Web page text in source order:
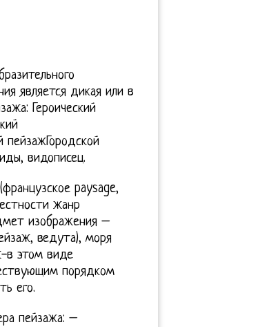
является дикая или в
Героический
видописец.
paysage,
жанр
изображения –
ведута), моря
в этом виде
порядком
его.
пейзажа: –